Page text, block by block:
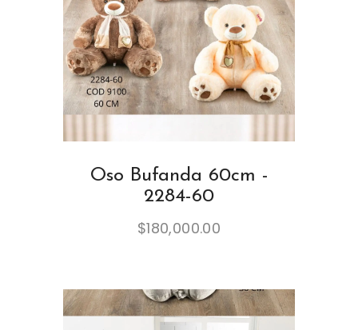
Oso Bufanda 60cm -
2284-60
$180,000.00